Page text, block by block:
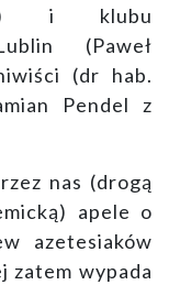
i klubu
(Paweł
(dr hab.
Pendel z
nas (drogą
apele o
azetesiaków
zatem wypada